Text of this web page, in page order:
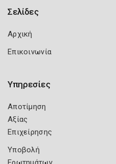
Σελίδες
Αρχική
Επικοινωνία
Υπηρεσίες
Αποτίμηση
Αξίας
Επιχείρησης
Υποβολή